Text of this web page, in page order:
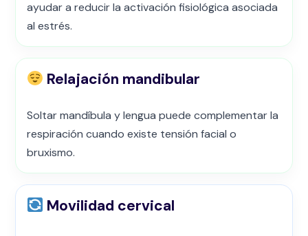
ayudar a reducir la activación fisiológica asociada
al estrés.
Relajación mandibular
Soltar mandíbula y lengua puede complementar la
respiración cuando existe tensión facial o
bruxismo.
Movilidad cervical